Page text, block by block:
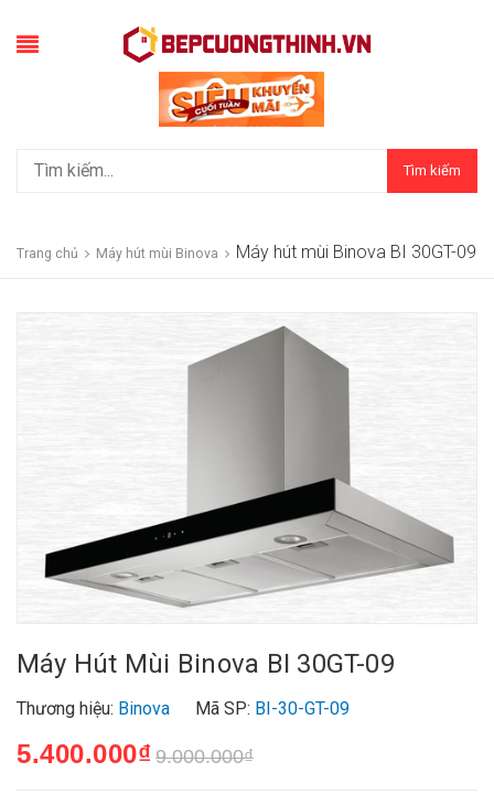
Tìm kiếm
Trang chủ Máy hút mùi Binova Máy hút mùi Binova BI 30GT-09
Máy Hút Mùi Binova BI 30GT-09
Thương hiệu: Binova Mã SP: BI-30-GT-09
5.400.000₫ 9.000.000₫